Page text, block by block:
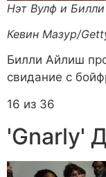
Нэт Вулф и
Кевин Мазур/
Билли Айлиш
свидание с
16 из 36
'Gnarly'